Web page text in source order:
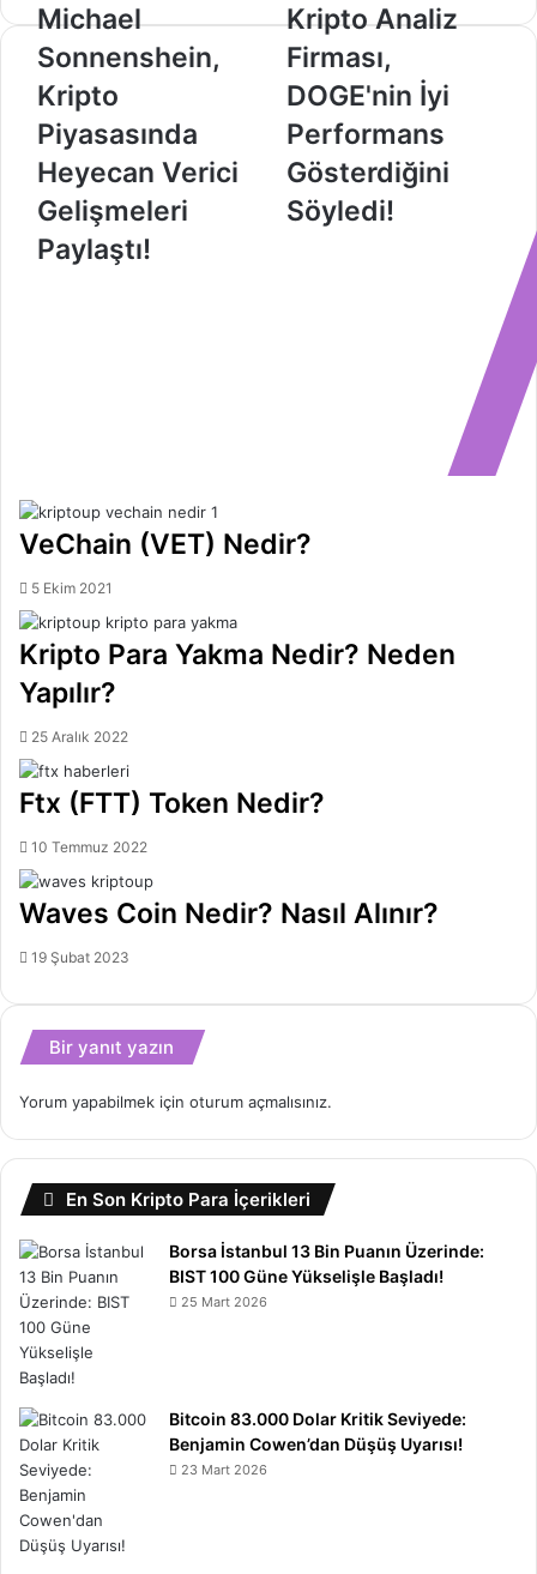
Michael
Sonnenshein,
Kripto
Piyasasında
Heyecan
Verici
Gelişmeleri
Paylaştı!
Michael
Sonnenshein,
Kripto
Piyasasında
Heyecan Verici
Gelişmeleri
Paylaştı!
Kripto
Analiz
Firması,
DOGE'nin
İyi
Performans
Gösterdiğini
Söyledi!
Kripto Analiz
Firması,
DOGE'nin İyi
Performans
Gösterdiğini
Söyledi!
VeChain (VET) Nedir?
5 Ekim 2021
Kripto Para Yakma Nedir? Neden
Yapılır?
25 Aralık 2022
Ftx (FTT) Token Nedir?
10 Temmuz 2022
Waves Coin Nedir? Nasıl Alınır?
19 Şubat 2023
Bir yanıt yazın
Yorum yapabilmek için oturum açmalısınız.
En Son Kripto Para İçerikleri
Borsa İstanbul 13 Bin Puanın Üzerinde:
BIST 100 Güne Yükselişle Başladı!
25 Mart 2026
Bitcoin 83.000 Dolar Kritik Seviyede:
Benjamin Cowen’dan Düşüş Uyarısı!
23 Mart 2026